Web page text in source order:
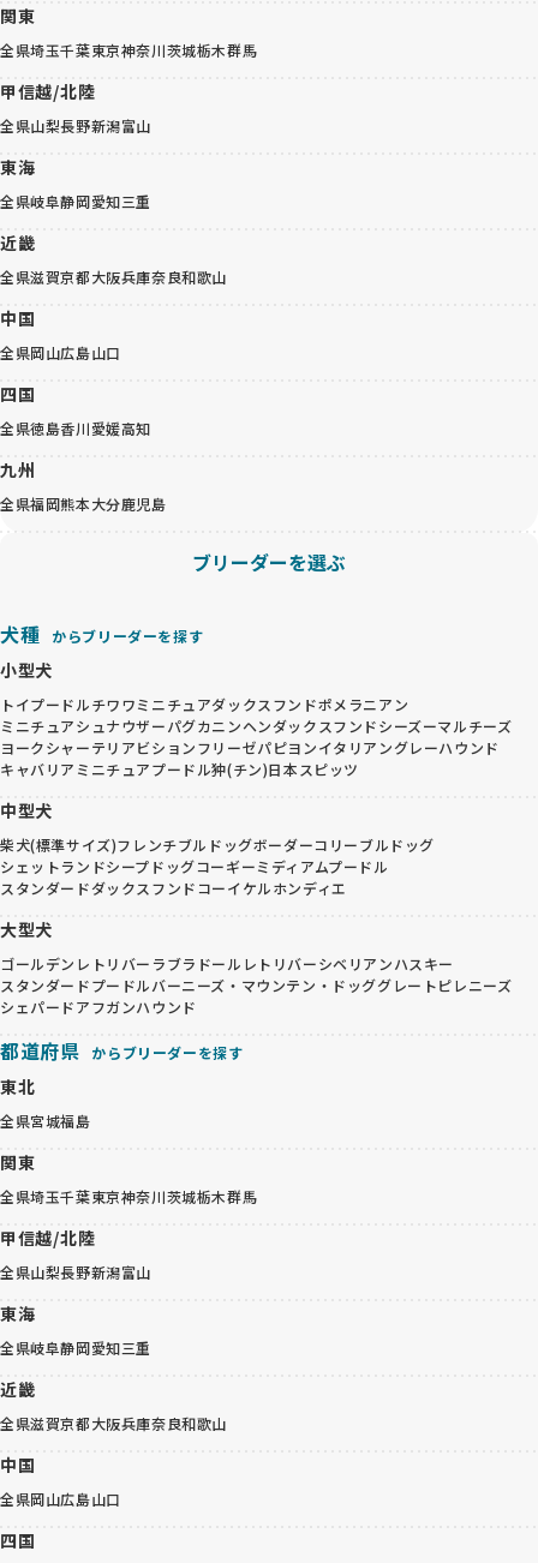
関東
全県埼玉千葉東京神奈川茨城栃木群馬
甲信越/北陸
全県山梨長野新潟富山
東海
全県岐阜静岡愛知三重
近畿
全県滋賀京都大阪兵庫奈良和歌山
中国
全県岡山広島山口
四国
全県徳島香川愛媛高知
九州
全県福岡熊本大分鹿児島
ブリーダーを選ぶ
犬種 からブリーダーを探す
小型犬
トイプードルチワワミニチュアダックスフンドポメラニアン
ミニチュアシュナウザーパグカニンヘンダックスフンドシーズーマルチーズ
ヨークシャーテリアビションフリーゼパピヨンイタリアングレーハウンド
キャバリア ミニチュアプードル狆(チン)日本スピッツ
中型犬
柴犬(標準サイズ)フレンチブルドッグボーダーコリーブルドッグ
シェットランドシープドッグコーギーミディアムプードル
スタンダードダックスフンドコーイケルホンディエ
大型犬
ゴールデンレトリバー ラブラドールレトリバーシベリアンハスキー
スタンダードプードルバーニーズ・マウンテン・ドッググレートピレニーズ
シェパードアフガンハウンド
都道府県 からブリーダーを探す
東北
全県宮城福島
関東
全県埼玉千葉東京神奈川茨城栃木群馬
甲信越/北陸
全県山梨長野新潟富山
東海
全県岐阜静岡愛知三重
近畿
全県滋賀京都大阪兵庫奈良和歌山
中国
全県岡山広島山口
四国